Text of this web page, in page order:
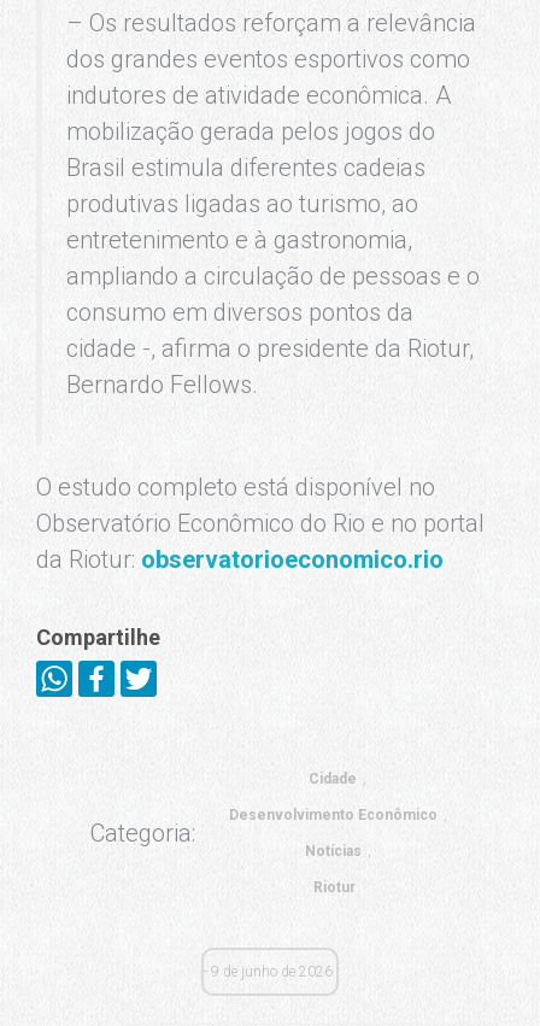
– Os resultados reforçam a relevância
dos grandes eventos esportivos como
indutores de atividade econômica. A
mobilização gerada pelos jogos do
Brasil estimula diferentes cadeias
produtivas ligadas ao turismo, ao
entretenimento e à gastronomia,
ampliando a circulação de pessoas e o
consumo em diversos pontos da
cidade -, afirma o presidente da Riotur,
Bernardo Fellows.
O estudo completo está disponível no
Observatório Econômico do Rio e no portal
da Riotur: observatorioeconomico.rio
Compartilhe
Categoria:
Cidade
Desenvolvimento Econômico
Notícias
Riotur
9 de junho de 2026